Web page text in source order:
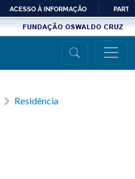
PARA
ACESSO À INFORMAÇÃO
Residência